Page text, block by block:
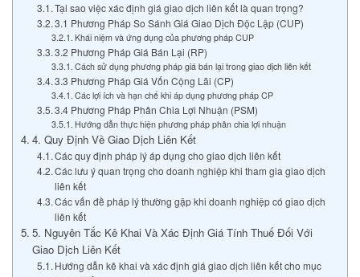
Tại sao việc xác định giá giao dịch liên kết là quan trọng?
3.1 Phương Pháp So Sánh Giá Giao Dịch Độc Lập (CUP)
Khái niệm và ứng dụng của phương pháp CUP
3.2 Phương Pháp Giá Bán Lại (RP)
Cách sử dụng phương pháp giá bán lại trong giao dịch liên kết
3.3 Phương Pháp Giá Vốn Cộng Lãi (CP)
Các lợi ích và hạn chế khi áp dụng phương pháp CP
3.4 Phương Pháp Phân Chia Lợi Nhuận (PSM)
Hướng dẫn thực hiện phương pháp phân chia lợi nhuận
4. Quy Định Về Giao Dịch Liên Kết
Các quy định pháp lý áp dụng cho giao dịch liên kết
Các lưu ý quan trọng cho doanh nghiệp khi tham gia giao dịch
liên kết
Các vấn đề pháp lý thường gặp khi doanh nghiệp có giao dịch
liên kết
5. Nguyên Tắc Kê Khai Và Xác Định Giá Tính Thuế Đối Với
Giao Dịch Liên Kết
Hướng dẫn kê khai và xác định giá giao dịch liên kết cho mục